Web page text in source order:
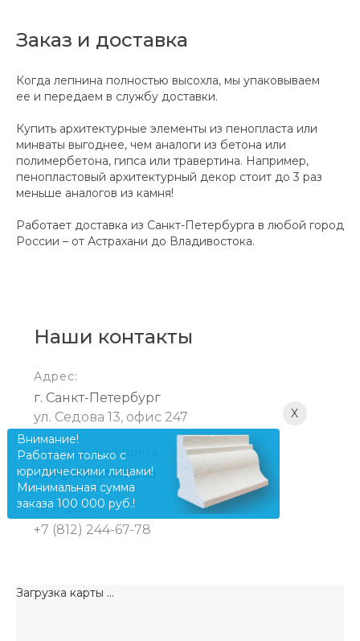
Заказ и доставка
Когда лепнина полностью высохла, мы упаковываем
ее и передаем в службу доставки.
Купить архитектурные элементы из пенопласта или
минваты выгоднее, чем аналоги из бетона или
полимербетона, гипса или травертина. Например,
пенопластовый архитектурный декор стоит до 3 раз
меньше аналогов из камня!
Работает доставка из Санкт-Петербурга в любой город
России – от Астрахани до Владивостока.
Наши контакты
Адрес:
г. Санкт-Петербург
ул. Седова 13, офис 247
Электронная почта:
sale@ttksistema.ru
Телефон:
+7 (812) 244-67-78
Загрузка карты ...
X
Внимание!
Работаем только с
юридическими лицами!
Минимальная сумма
заказа 100 000 руб.!